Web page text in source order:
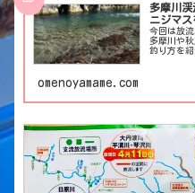
多摩川
ニジマ
今回は放
多摩川や
釣り方を紹
omenoyamame.com